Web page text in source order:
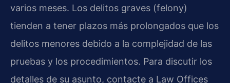
varios meses. Los delitos graves (felony)
tienden a tener plazos más prolongados que los
delitos menores debido a la complejidad de las
pruebas y los procedimientos. Para discutir los
detalles de su asunto, contacte a Law Offices